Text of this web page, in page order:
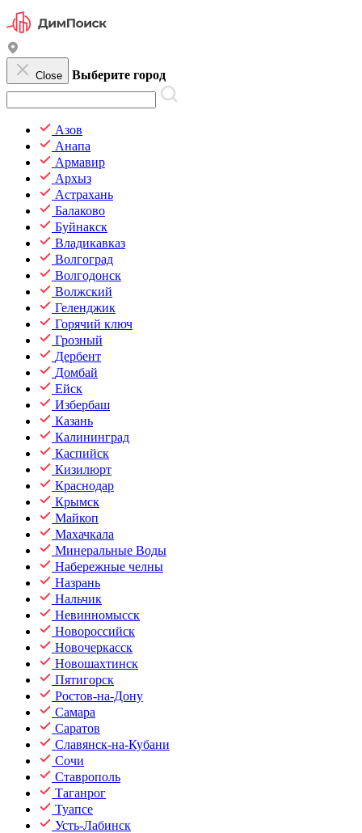
Close Выберите город
Азов
Анапа
Армавир
Архыз
Астрахань
Балаково
Буйнакск
Владикавказ
Волгоград
Волгодонск
Волжский
Геленджик
Горячий ключ
Грозный
Дербент
Домбай
Ейск
Избербаш
Казань
Калининград
Каспийск
Кизилюрт
Краснодар
Крымск
Майкоп
Махачкала
Минеральные Воды
Набережные челны
Назрань
Нальчик
Невинномысск
Новороссийск
Новочеркасск
Новошахтинск
Пятигорск
Ростов-на-Дону
Самара
Саратов
Славянск-на-Кубани
Сочи
Ставрополь
Таганрог
Туапсе
Усть-Лабинск